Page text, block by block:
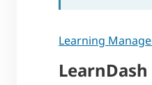
Learning
LearnDash